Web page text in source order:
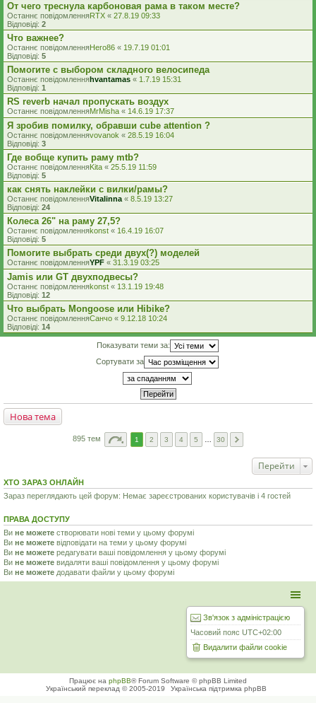
От чего треснула карбоновая рама в таком месте?
Останнє повідомленняRTX « 27.8.19 09:33
Відповіді: 2
Что важнее?
Останнє повідомленняHero86 « 19.7.19 01:01
Відповіді: 5
Помогите с выбором складного велосипеда
Останнє повідомленняhvantamas « 1.7.19 15:31
Відповіді: 1
RS reverb начал пропускать воздух
Останнє повідомленняMrMisha « 14.6.19 17:37
Я зробив помилку, обравши cube attention ?
Останнє повідомленняvovanok « 28.5.19 16:04
Відповіді: 3
Где вобще купить раму mtb?
Останнє повідомленняKita « 25.5.19 11:59
Відповіді: 5
как снять наклейки с вилки/рамы?
Останнє повідомленняVitalinna « 8.5.19 13:27
Відповіді: 24
Колеса 26" на раму 27,5?
Останнє повідомленняkonst « 16.4.19 16:07
Відповіді: 5
Помогите выбрать среди двух(?) моделей
Останнє повідомленняYPF « 31.3.19 03:25
Jamis или GT двухподвесы?
Останнє повідомленняkonst « 13.1.19 19:48
Відповіді: 12
Что выбрать Mongoose или Hibike?
Останнє повідомленняСанчо « 9.12.18 10:24
Відповіді: 14
Показувати теми за:
Сортувати за
Нова тема
895 тем 1 2 3 4 5 30
Перейти
ХТО ЗАРАЗ ОНЛАЙН
Зараз переглядають цей форум: Немає зареєстрованих користувачів і 4 гостей
ПРАВА ДОСТУПУ
Ви не можете створювати нові теми у цьому форумі
Ви не можете відповідати на теми у цьому форумі
Ви не можете редагувати ваші повідомлення у цьому форумі
Ви не можете видаляти ваші повідомлення у цьому форумі
Ви не можете додавати файли у цьому форумі
Зв'язок з адміністрацією
Часовий пояс UTC+02:00
Видалити файли cookie
Працює на phpBB® Forum Software © phpBB Limited
Український переклад © 2005-2019
Українська підтримка phpBB